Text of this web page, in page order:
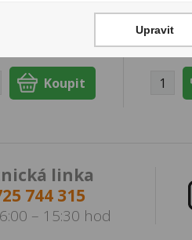
1
linka
744 315
– 15:30 hod
Upravit